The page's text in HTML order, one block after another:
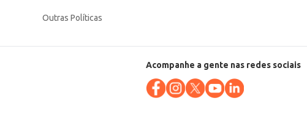
Outras Políticas
Acompanhe a gente nas redes sociais